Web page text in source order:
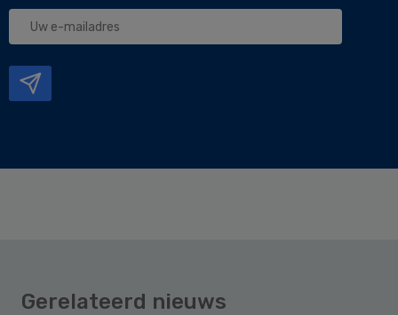
Uw
Gerelateerd nieuws